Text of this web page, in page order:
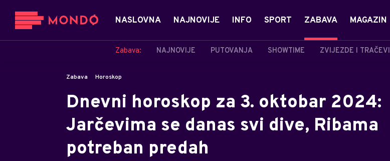
NASLOVNA NAJNOVIJE INFO SPORT ZABAVA
Zabava: NAJNOVIJE PUTOVANJA SHOWTIME ZVIJEZDE I TRAČEVI
MAGAZIN
Zabava Horoskop
Dnevni horoskop za 3. oktobar 2024:
Jarčevima se danas svi dive, Ribama
potreban predah